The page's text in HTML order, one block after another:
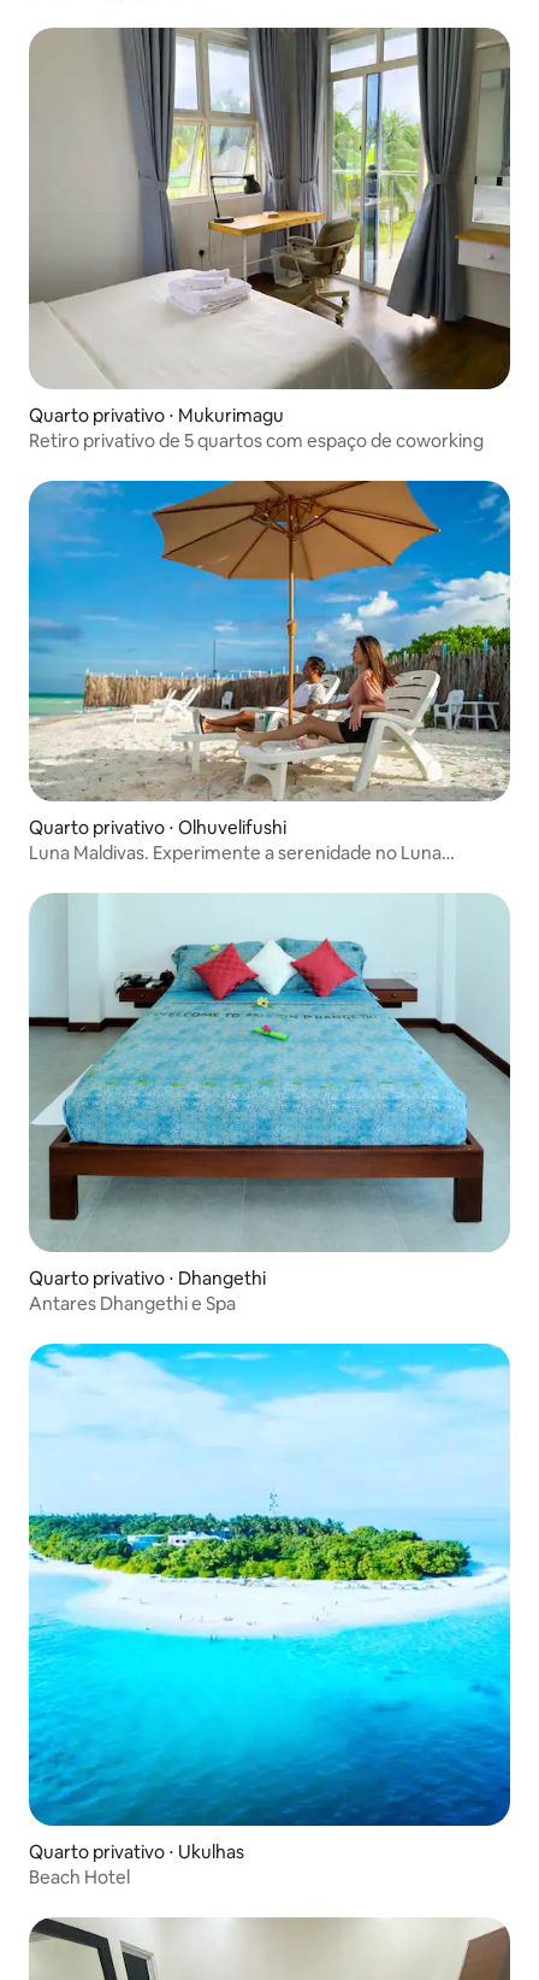
Quarto privativo ⋅ Mukurimagu
Retiro privativo de 5 quartos com espaço de coworking
Quarto privativo ⋅ Olhuvelifushi
Luna Maldivas. Experimente a serenidade no Luna
Quarto privativo ⋅ Dhangethi
Antares Dhangethi e Spa
Quarto privativo ⋅ Ukulhas
Beach Hotel